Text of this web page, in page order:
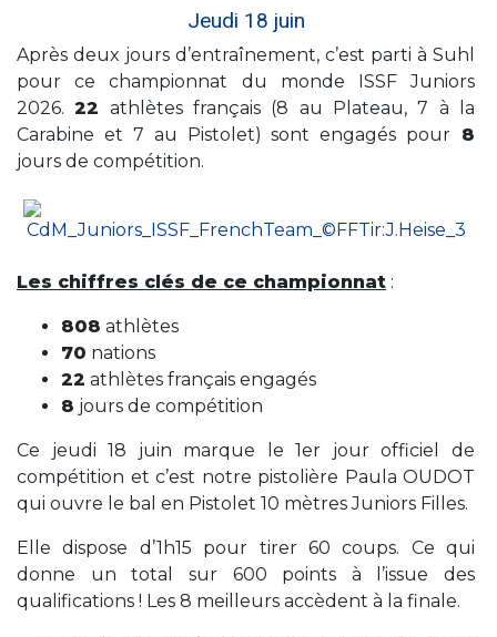
Jeudi 18 juin
Après deux jours d’entraînement, c’est parti à Suhl
pour ce championnat du monde ISSF Juniors
2026. 22 athlètes français (8 au Plateau, 7 à la
Carabine et 7 au Pistolet) sont engagés pour 8
jours de compétition.
Les chiffres clés de ce championnat :
808 athlètes
70 nations
22 athlètes français engagés
8 jours de compétition
Ce jeudi 18 juin marque le 1er jour officiel de
compétition et c’est notre pistolière Paula OUDOT
qui ouvre le bal en Pistolet 10 mètres Juniors Filles.
Elle dispose d’1h15 pour tirer 60 coups. Ce qui
donne un total sur 600 points à l’issue des
qualifications ! Les 8 meilleurs accèdent à la finale.